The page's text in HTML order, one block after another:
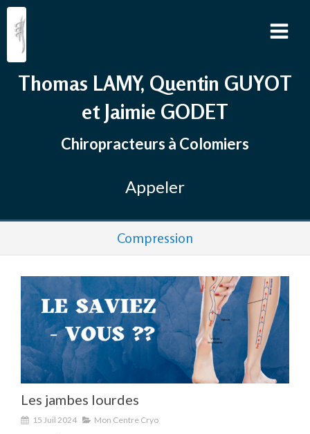
Thomas LAMY, Quentin GUYOT
et Jaimie GODET
Chiropracteurs à Colomiers
Appeler
Compression
Les jambes lourdes
15 Juil 2024 Mon Centre Cryo